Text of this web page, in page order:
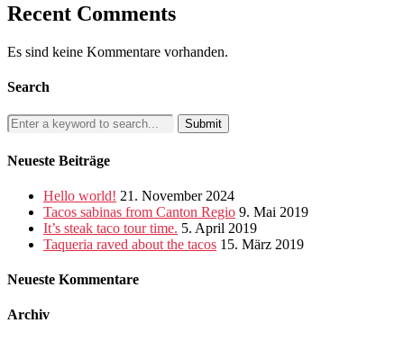
Recent Comments
Es sind keine Kommentare vorhanden.
Search
Neueste Beiträge
Hello world! 21. November 2024
Tacos sabinas from Canton Regio 9. Mai 2019
It’s steak taco tour time. 5. April 2019
Taqueria raved about the tacos 15. März 2019
Neueste Kommentare
Archiv